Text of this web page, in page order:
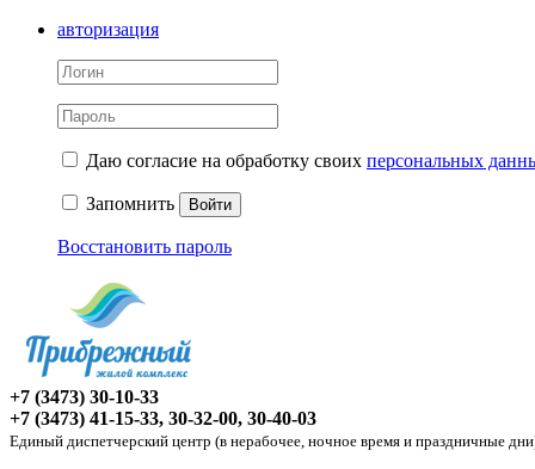
авторизация
Даю согласие на обработку своих персональных
Запомнить Войти
Восстановить пароль
+7 (3473) 30-10-33
+7 (3473) 41-15-33, 30-32-00, 30-40-03
Единый диспетчерский центр (в нерабочее, ночное время и праздничные